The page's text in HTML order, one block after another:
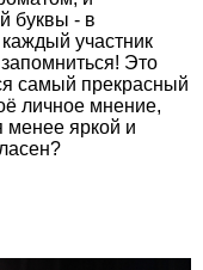
буквы - в
участник
Это
самый прекрасный
личное мнение,
менее яркой и